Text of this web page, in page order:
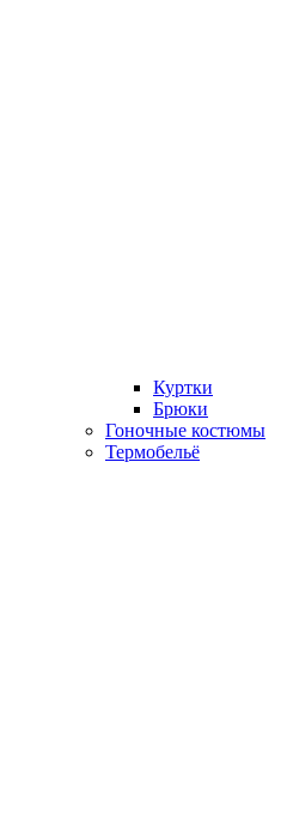
Куртки
Брюки
Гоночные костюмы
Термобельё